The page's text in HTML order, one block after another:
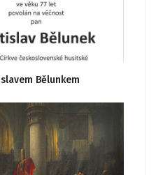
Bělunkem